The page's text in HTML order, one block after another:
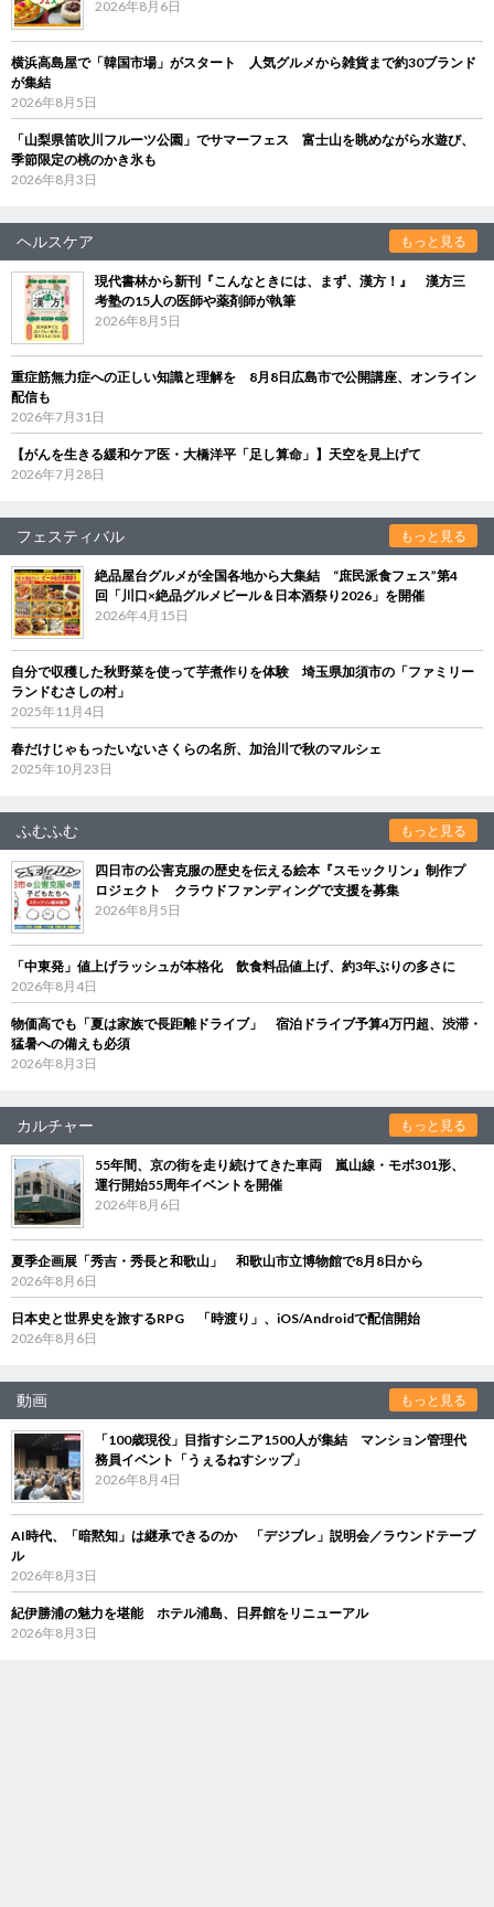
2026年8月6日
横浜高島屋で「韓国市場」がスタート 人気グルメから雑貨まで約30ブランド
が集結
2026年8月5日
「山梨県笛吹川フルーツ公園」でサマーフェス 富士山を眺めながら水遊び、
季節限定の桃のかき氷も
2026年8月3日
ヘルスケア もっと見る
現代書林から新刊『こんなときには、まず、漢方！』 漢方三
考塾の15人の医師や薬剤師が執筆
2026年8月5日
重症筋無力症への正しい知識と理解を 8月8日広島市で公開講座、オンライン
配信も
2026年7月31日
【がんを生きる緩和ケア医・大橋洋平「足し算命」】天空を見上げて
2026年7月28日
フェスティバル もっと見る
絶品屋台グルメが全国各地から大集結 “庶民派食フェス”第4
回「川口×絶品グルメビール＆日本酒祭り2026」を開催
2026年4月15日
自分で収穫した秋野菜を使って芋煮作りを体験 埼玉県加須市の「ファミリー
ランドむさしの村」
2025年11月4日
春だけじゃもったいないさくらの名所、加治川で秋のマルシェ
2025年10月23日
ふむふむ もっと見る
四日市の公害克服の歴史を伝える絵本『スモックリン』制作プ
ロジェクト クラウドファンディングで支援を募集
2026年8月5日
「中東発」値上げラッシュが本格化 飲食料品値上げ、約3年ぶりの多さに
2026年8月4日
物価高でも「夏は家族で長距離ドライブ」 宿泊ドライブ予算4万円超、渋滞・
猛暑への備えも必須
2026年8月3日
カルチャー もっと見る
55年間、京の街を走り続けてきた車両 嵐山線・モボ301形、
運行開始55周年イベントを開催
2026年8月6日
夏季企画展「秀吉・秀長と和歌山」 和歌山市立博物館で8月8日から
2026年8月6日
日本史と世界史を旅するRPG 「時渡り」、iOS/Androidで配信開始
2026年8月6日
動画 もっと見る
「100歳現役」目指すシニア1500人が集結 マンション管理代
務員イベント「うぇるねすシップ」
2026年8月4日
AI時代、「暗黙知」は継承できるのか 「デジブレ」説明会／ラウンドテーブ
ル
2026年8月3日
紀伊勝浦の魅力を堪能 ホテル浦島、日昇館をリニューアル
2026年8月3日